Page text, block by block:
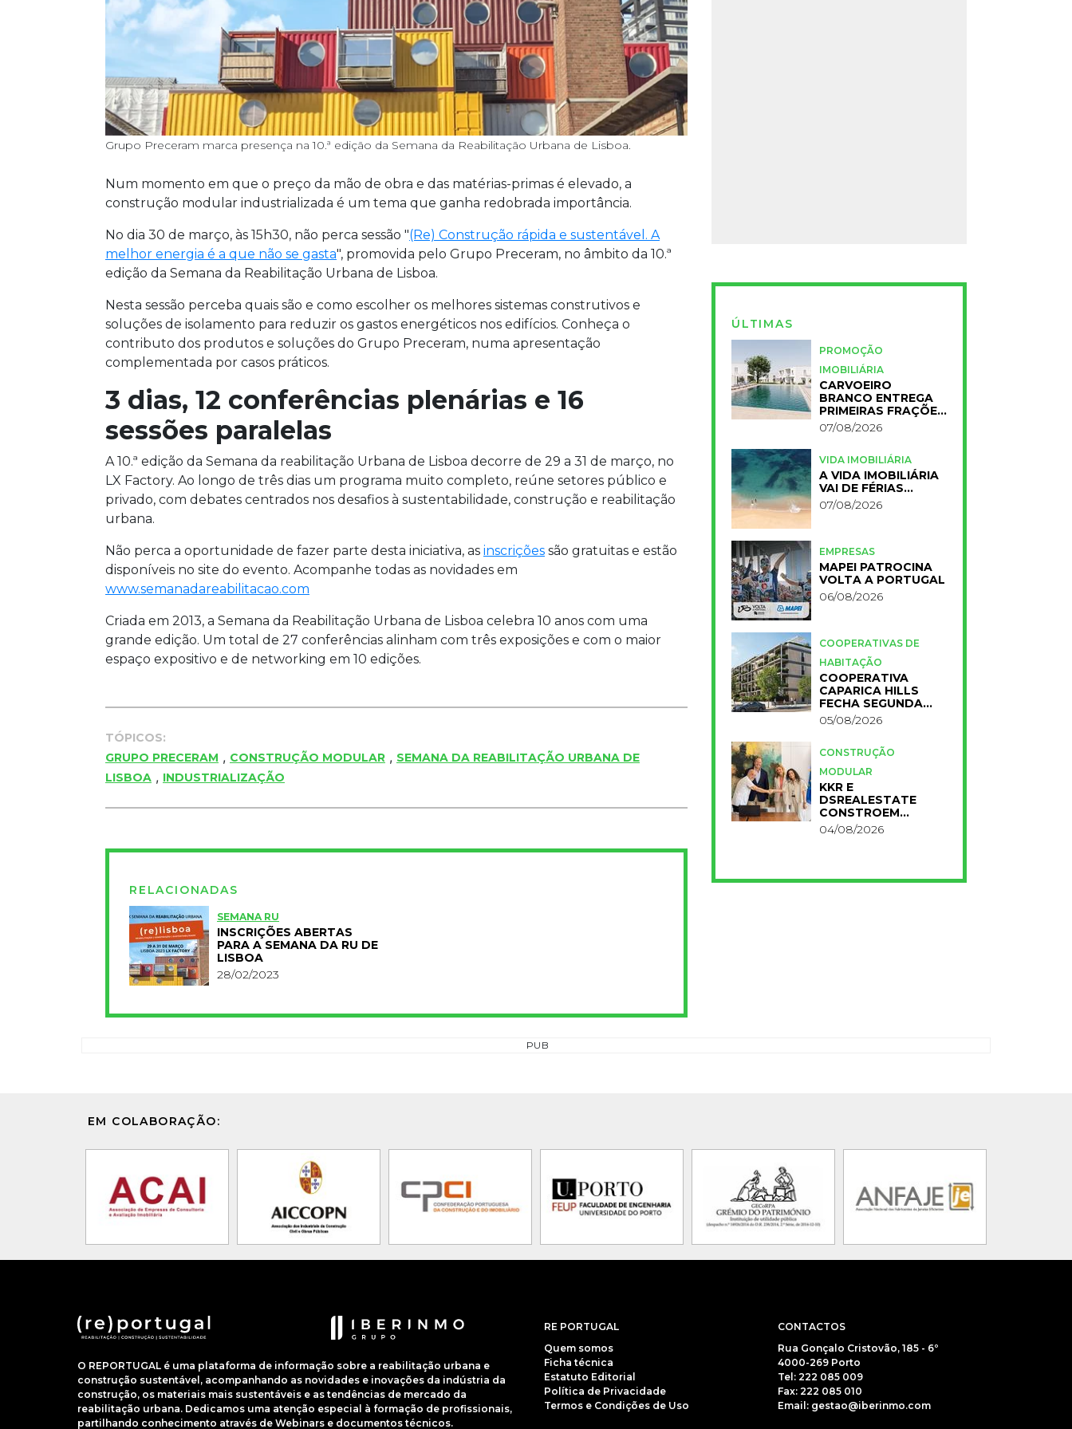
Grupo Preceram marca presença na 10.ª edição da Semana da Reabilitação Urbana de Lisboa.
Num momento em que o preço da mão de obra e das matérias-primas é elevado, a
construção modular industrializada é um tema que ganha redobrada importância.
No dia 30 de março, às 15h30, não perca sessão "(Re) Construção rápida e sustentável. A
melhor energia é a que não se gasta", promovida pelo Grupo Preceram, no âmbito da 10.ª
edição da Semana da Reabilitação Urbana de Lisboa.
Nesta sessão perceba quais são e como escolher os melhores sistemas construtivos e
soluções de isolamento para reduzir os gastos energéticos nos edifícios. Conheça o
contributo dos produtos e soluções do Grupo Preceram, numa apresentação
complementada por casos práticos.
3 dias, 12 conferências plenárias e 16
sessões paralelas
A 10.ª edição da Semana da reabilitação Urbana de Lisboa decorre de 29 a 31 de março, no
LX Factory. Ao longo de três dias um programa muito completo, reúne setores público e
privado, com debates centrados nos desafios à sustentabilidade, construção e reabilitação
urbana.
Não perca a oportunidade de fazer parte desta iniciativa, as inscrições são gratuitas e estão
disponíveis no site do evento. Acompanhe todas as novidades em
www.semanadareabilitacao.com
Criada em 2013, a Semana da Reabilitação Urbana de Lisboa celebra 10 anos com uma
grande edição. Um total de 27 conferências alinham com três exposições e com o maior
espaço expositivo e de networking em 10 edições.
TÓPICOS:
GRUPO PRECERAM , CONSTRUÇÃO MODULAR , SEMANA DA REABILITAÇÃO URBANA DE
LISBOA , INDUSTRIALIZAÇÃO
RELACIONADAS
SEMANA RU
INSCRIÇÕES ABERTAS
PARA A SEMANA DA RU DE
LISBOA
28/02/2023
ÚLTIMAS
PROMOÇÃO
IMOBILIÁRIA
CARVOEIRO
BRANCO ENTREGA
PRIMEIRAS FRAÇÕES
DO NOVO RESORT
PRIMELIFE
07/08/2026
VIDA IMOBILIÁRIA
A VIDA IMOBILIÁRIA
VAI DE FÉRIAS…
07/08/2026
EMPRESAS
MAPEI PATROCINA
VOLTA A PORTUGAL
06/08/2026
COOPERATIVAS DE
HABITAÇÃO
COOPERATIVA
CAPARICA HILLS
FECHA SEGUNDA
FASE DO PROJETO
05/08/2026
CONSTRUÇÃO
MODULAR
KKR E
DSREALESTATE
CONSTROEM
RESIDÊNCIA
UNIVERSITÁRIA
04/08/2026
PUB
EM COLABORAÇÃO:
O REPORTUGAL é uma plataforma de informação sobre a reabilitação urbana e
construção sustentável, acompanhando as novidades e inovações da indústria da
construção, os materiais mais sustentáveis e as tendências de mercado da
reabilitação urbana. Dedicamos uma atenção especial à formação de profissionais,
partilhando conhecimento através de Webinars e documentos técnicos.
RE PORTUGAL
Quem somos
Ficha técnica
Estatuto Editorial
Política de Privacidade
Termos e Condições de Uso
CONTACTOS
Rua Gonçalo Cristovão, 185 - 6º
4000-269 Porto
Tel: 222 085 009
Fax: 222 085 010
Email: gestao@iberinmo.com